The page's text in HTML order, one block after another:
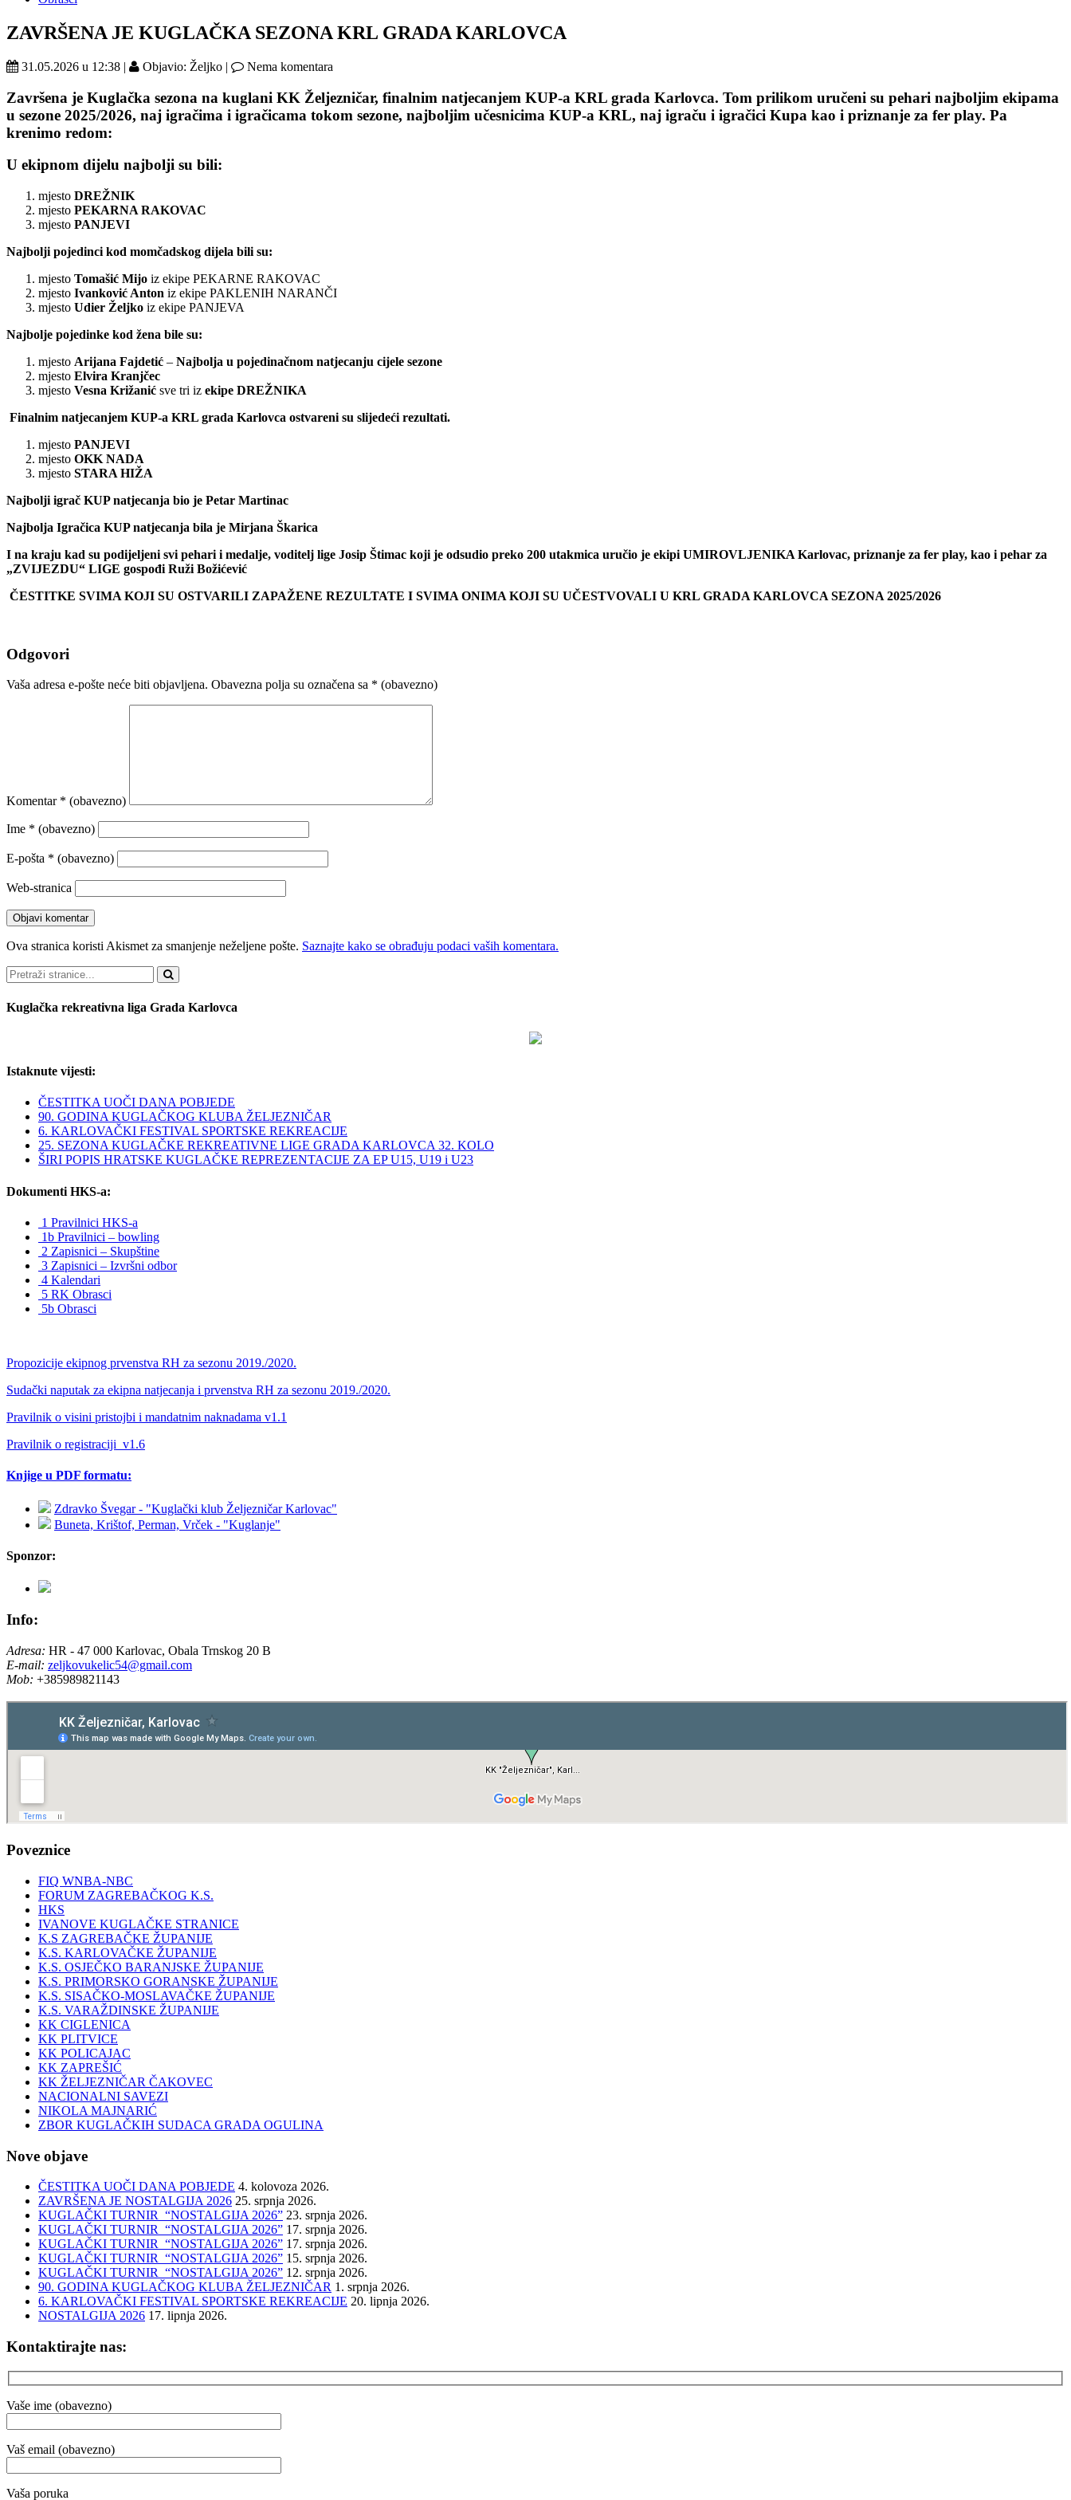
ZAVRŠENA JE KUGLAČKA SEZONA KRL GRADA KARLOVCA
31.05.2026 u 12:38 | Objavio: Željko | Nema komentara
Završena je Kuglačka sezona na kuglani KK Željezničar, finalnim natjecanjem KUP-a KRL grada Karlovca. Tom prilikom uručeni su pehari najboljim ekipama
u sezone 2025/2026, naj igračima i igračicama tokom sezone, najboljim učesnicima KUP-a KRL, naj igraču i igračici Kupa kao i priznanje za fer play. Pa
krenimo redom:
U ekipnom dijelu najbolji su bili:
mjesto DREŽNIK
mjesto PEKARNA RAKOVAC
mjesto PANJEVI
Najbolji pojedinci kod momčadskog dijela bili su:
mjesto Tomašić Mijo iz ekipe PEKARNE RAKOVAC
mjesto Ivanković Anton iz ekipe PAKLENIH NARANČI
mjesto Udier Željko iz ekipe PANJEVA
Najbolje pojedinke kod žena bile su:
mjesto Arijana Fajdetić – Najbolja u pojedinačnom natjecanju cijele sezone
mjesto Elvira Kranjčec
mjesto Vesna Križanić sve tri iz ekipe DREŽNIKA
Finalnim natjecanjem KUP-a KRL grada Karlovca ostvareni su slijedeći rezultati.
mjesto PANJEVI
mjesto OKK NADA
mjesto STARA HIŽA
Najbolji igrač KUP natjecanja bio je Petar Martinac
Najbolja Igračica KUP natjecanja bila je Mirjana Škarica
I na kraju kad su podijeljeni svi pehari i medalje, voditelj lige Josip Štimac koji je odsudio preko 200 utakmica uručio je ekipi UMIROVLJENIKA Karlovac, priznanje za fer play, kao i pehar za
„ZVIJEZDU“ LIGE gospođi Ruži Božićević
ČESTITKE SVIMA KOJI SU OSTVARILI ZAPAŽENE REZULTATE I SVIMA ONIMA KOJI SU UČESTVOVALI U KRL GRADA KARLOVCA SEZONA 2025/2026
Odgovori
Vaša adresa e-pošte neće biti objavljena. Obavezna polja su označena sa * (obavezno)
Komentar * (obavezno)
Ime * (obavezno)
E-pošta * (obavezno)
Web-stranica
Ova stranica koristi Akismet za smanjenje neželjene pošte. Saznajte kako se obrađuju podaci vaših komentara.
Pretraži
Kuglačka rekreativna liga Grada Karlovca
Istaknute vijesti:
ČESTITKA UOČI DANA POBJEDE
90. GODINA KUGLAČKOG KLUBA ŽELJEZNIČAR
6. KARLOVAČKI FESTIVAL SPORTSKE REKREACIJE
25. SEZONA KUGLAČKE REKREATIVNE LIGE GRADA KARLOVCA 32. KOLO
ŠIRI POPIS HRATSKE KUGLAČKE REPREZENTACIJE ZA EP U15, U19 i U23
Dokumenti HKS-a:
1 Pravilnici HKS-a
1b Pravilnici – bowling
2 Zapisnici – Skupštine
3 Zapisnici – Izvršni odbor
4 Kalendari
5 RK Obrasci
5b Obrasci
Propozicije ekipnog prvenstva RH za sezonu 2019./2020.
Sudački naputak za ekipna natjecanja i prvenstva RH za sezonu 2019./2020.
Pravilnik o visini pristojbi i mandatnim naknadama v1.1
Pravilnik o registraciji_v1.6
Knjige u PDF formatu:
Zdravko Švegar - "Kuglački klub Željezničar Karlovac"
Buneta, Krištof, Perman, Vrček - "Kuglanje"
Sponzor:
Info:
Adresa: HR - 47 000 Karlovac, Obala Trnskog 20 B
E-mail: zeljkovukelic54@gmail.com
Mob: +385989821143
Poveznice
FIQ WNBA-NBC
FORUM ZAGREBAČKOG K.S.
HKS
IVANOVE KUGLAČKE STRANICE
K.S ZAGREBAČKE ŽUPANIJE
K.S. KARLOVAČKE ŽUPANIJE
K.S. OSJEČKO BARANJSKE ŽUPANIJE
K.S. PRIMORSKO GORANSKE ŽUPANIJE
K.S. SISAČKO-MOSLAVAČKE ŽUPANIJE
K.S. VARAŽDINSKE ŽUPANIJE
KK CIGLENICA
KK PLITVICE
KK POLICAJAC
KK ZAPREŠIĆ
KK ŽELJEZNIČAR ČAKOVEC
NACIONALNI SAVEZI
NIKOLA MAJNARIĆ
ZBOR KUGLAČKIH SUDACA GRADA OGULINA
Nove objave
ČESTITKA UOČI DANA POBJEDE 4. kolovoza 2026.
ZAVRŠENA JE NOSTALGIJA 2026 25. srpnja 2026.
KUGLAČKI TURNIR “NOSTALGIJA 2026” 23. srpnja 2026.
KUGLAČKI TURNIR “NOSTALGIJA 2026” 17. srpnja 2026.
KUGLAČKI TURNIR “NOSTALGIJA 2026” 17. srpnja 2026.
KUGLAČKI TURNIR “NOSTALGIJA 2026” 15. srpnja 2026.
KUGLAČKI TURNIR “NOSTALGIJA 2026” 12. srpnja 2026.
90. GODINA KUGLAČKOG KLUBA ŽELJEZNIČAR 1. srpnja 2026.
6. KARLOVAČKI FESTIVAL SPORTSKE REKREACIJE 20. lipnja 2026.
NOSTALGIJA 2026 17. lipnja 2026.
Kontaktirajte nas:
Vaše ime (obavezno)
Vaš email (obavezno)
Vaša poruka